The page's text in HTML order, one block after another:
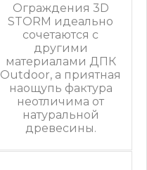
Ограждения 3D
STORM идеально
сочетаются с
другими
материалами ДПК
Outdoor, а приятная
наощупь фактура
неотличима от
натуральной
древесины.